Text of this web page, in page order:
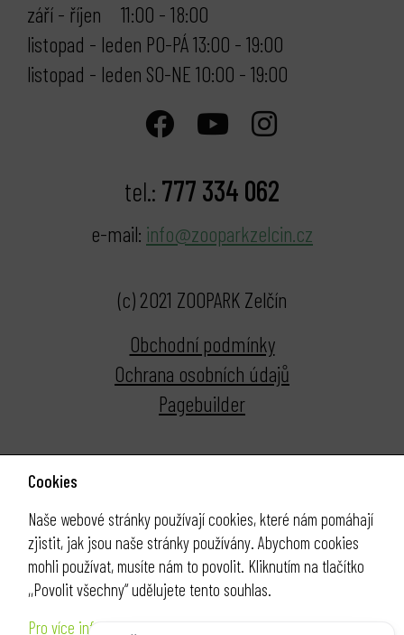
září - říjen 11:00 - 18:00
listopad - leden PO-PÁ 13:00 - 19:00
listopad - leden SO-NE 10:00 - 19:00
tel.: 777 334 062
e-mail: info@zooparkzelcin.cz
(c) 2021 ZOOPARK Zelčín
Obchodní podmínky
Ochrana osobních údajů
Pagebuilder
Cookies
Naše webové stránky používají cookies, které nám pomáhají
zjistit, jak jsou naše stránky používány. Abychom cookies
mohli používat, musíte nám to povolit. Kliknutím na tlačítko
,,Povolit všechny“ udělujete tento souhlas.
Pro více informací klikněte ZDE